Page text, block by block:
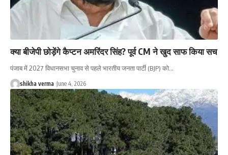
क्या बीजेपी छोड़ेंगे कैप्टन अमरिंदर सिंह? पूर्व CM ने खुद साफ किया सच
पंजाब में 2027 विधानसभा चुनाव से पहले भारतीय जनता पार्टी (BJP) को…
shikha verma June 4, 2026